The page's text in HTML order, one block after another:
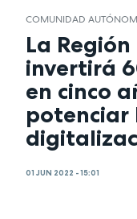
COMUNIDAD
La
invertirá
en cinco
potenciar
01 JUN 2022 - 15:01